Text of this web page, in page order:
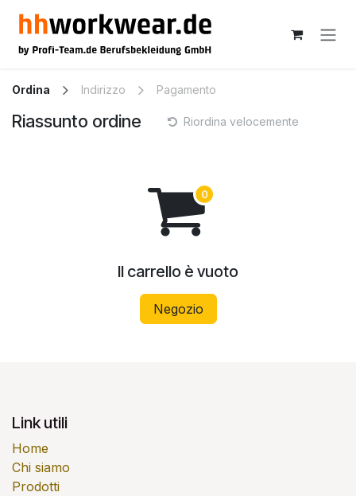
Ordina Indirizzo Pagamento
Riassunto ordine Riordina velocemente
Il carrello è vuoto
Negozio
Link utili
Home
Chi siamo
Prodotti